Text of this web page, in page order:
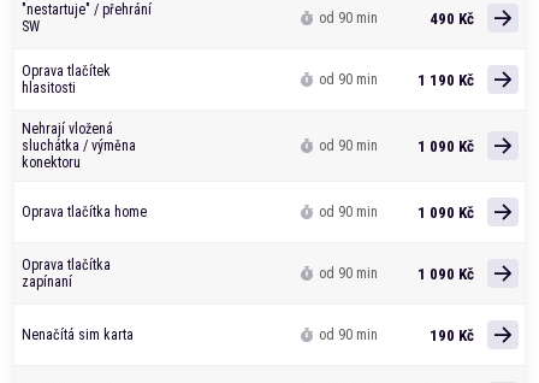
"nestartuje" / přehrání
SW
od 90 min 490 Kč
Oprava tlačítek
hlasitosti
od 90 min 1 190 Kč
Nehrají vložená
sluchátka / výměna
konektoru
od 90 min 1 090 Kč
Oprava tlačítka home od 90 min 1 090 Kč
Oprava tlačítka
zapínaní
od 90 min 1 090 Kč
Nenačítá sim karta od 90 min 190 Kč